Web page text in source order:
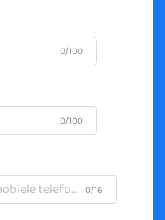
0/100
0/100
0/16